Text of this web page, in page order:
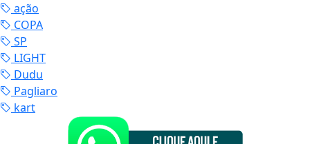
ação
COPA
SP
LIGHT
Dudu
Pagliaro
kart